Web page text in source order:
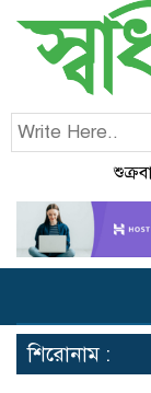
শিরোনাম :